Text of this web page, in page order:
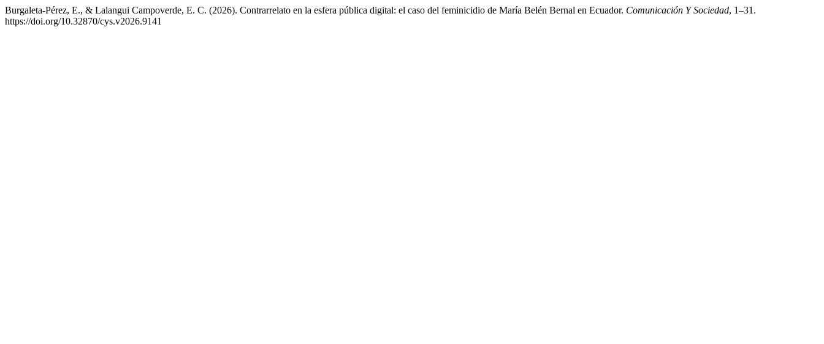
Burgaleta-Pérez, E., & Lalangui Campoverde, E. C. (2026). Contrarrelato en la esfera pública digital: el caso del feminicidio de María Belén Bernal en Ecuador. Comunicación Y Sociedad, 1–31.
https://doi.org/10.32870/cys.v2026.9141